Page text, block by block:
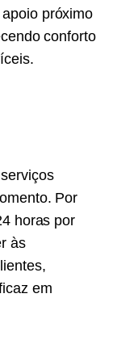
próximo
conforto
Por
horas por
às
em